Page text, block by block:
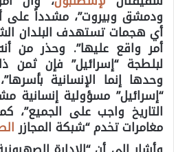
ودمشق وبيروت”، مشدداً على
أي هجمات تستهدف البلدان
أمر واقع عليها”. وحذر من
لبلطجة “إسرائيل” فإن ثمن
وحدها إنما الإنسانية
“إسرائيل” مسؤولية إنسانية
التاريخ واجب على الجميع”،
مغامرات تخدم “شبكة المجازر